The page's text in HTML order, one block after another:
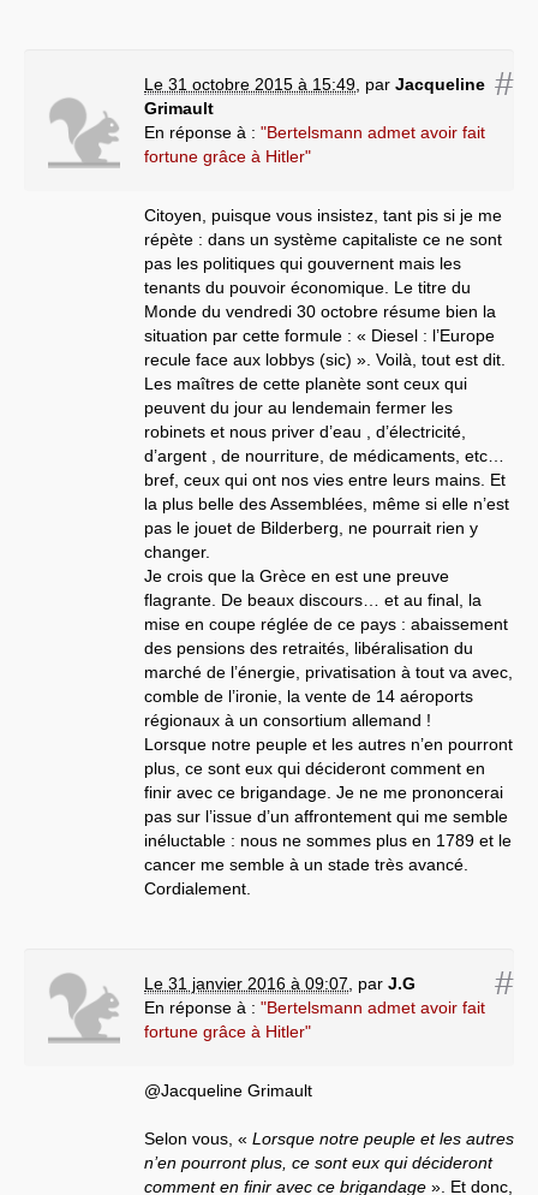
#
Le 31 octobre 2015 à 15:49 par Jacqueline
Grimault
En réponse à : "Bertelsmann admet avoir fait
fortune grâce à Hitler"
Citoyen, puisque vous insistez, tant pis si je me
répète : dans un système capitaliste ce ne sont
pas les politiques qui gouvernent mais les
tenants du pouvoir économique. Le titre du
Monde du vendredi 30 octobre résume bien la
situation par cette formule : « Diesel : l’Europe
recule face aux lobbys (sic) ». Voilà, tout est dit.
Les maîtres de cette planète sont ceux qui
peuvent du jour au lendemain fermer les
robinets et nous priver d’eau , d’électricité,
d’argent , de nourriture, de médicaments, etc…
bref, ceux qui ont nos vies entre leurs mains. Et
la plus belle des Assemblées, même si elle n’est
pas le jouet de Bilderberg, ne pourrait rien y
changer.
Je crois que la Grèce en est une preuve
flagrante. De beaux discours… et au final, la
mise en coupe réglée de ce pays : abaissement
des pensions des retraités, libéralisation du
marché de l’énergie, privatisation à tout va avec,
comble de l’ironie, la vente de 14 aéroports
régionaux à un consortium allemand !
Lorsque notre peuple et les autres n’en pourront
plus, ce sont eux qui décideront comment en
finir avec ce brigandage. Je ne me prononcerai
pas sur l’issue d’un affrontement qui me semble
inéluctable : nous ne sommes plus en 1789 et le
cancer me semble à un stade très avancé.
Cordialement.
#
Le 31 janvier 2016 à 09:07 par J.G
En réponse à : "Bertelsmann admet avoir fait
fortune grâce à Hitler"
@Jacqueline Grimault
Selon vous, « Lorsque notre peuple et les autres
n’en pourront plus, ce sont eux qui décideront
comment en finir avec ce brigandage ». Et donc,